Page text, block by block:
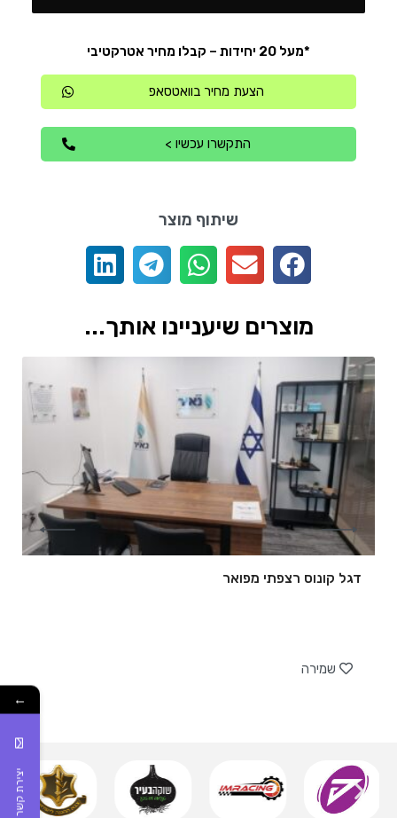
*מעל 20 יחידות – קבלו מחיר אטרקטיבי
הצעת מחיר בוואטסאפ
התקשרו עכשיו >
שיתוף מוצר
מוצרים שיעניינו אותך...
דגל קונוס רצפתי מפואר
שמירה
←
יצירת קשר